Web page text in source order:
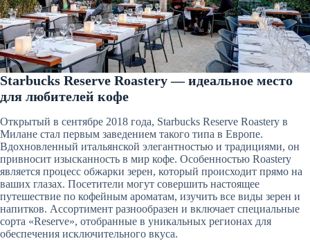
Starbucks Reserve Roastery — идеальное место
для любителей кофе
Открытый в сентябре 2018 года, Starbucks Reserve Roastery в
Милане стал первым заведением такого типа в Европе.
Вдохновленный итальянской элегантностью и традициями, он
привносит изысканность в мир кофе. Особенностью Roastery
является процесс обжарки зерен, который происходит прямо на
ваших глазах. Посетители могут совершить настоящее
путешествие по кофейным ароматам, изучить все виды зерен и
напитков. Ассортимент разнообразен и включает специальные
сорта «Reserve», отобранные в уникальных регионах для
обеспечения исключительного вкуса.